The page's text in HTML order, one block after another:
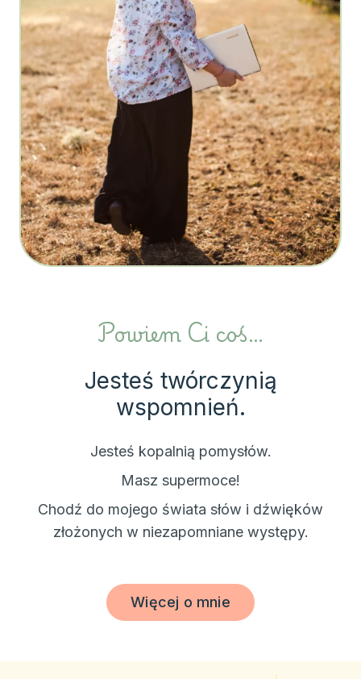
Powiem Ci coś…
Jesteś twórczynią
wspomnień.
Jesteś kopalnią pomysłów.
Masz supermoce!
Chodź do mojego świata słów i dźwięków
złożonych w niezapomniane występy.
Więcej o mnie